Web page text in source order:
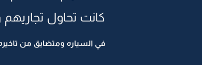
كانت تحاول
في السياره ومتضايق من